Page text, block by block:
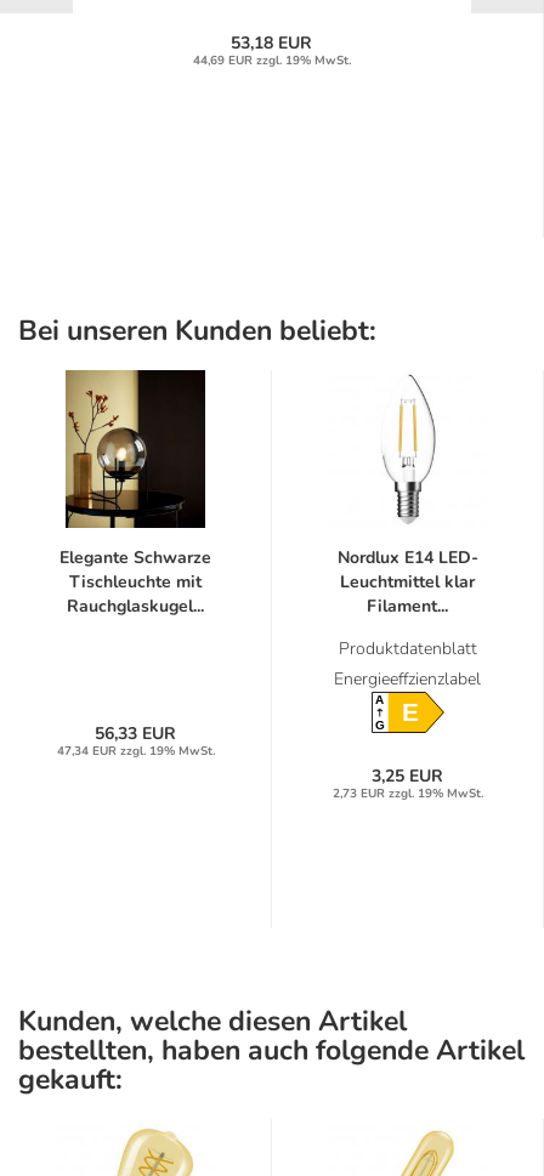
53,18 EUR
44,69 EUR zzgl. 19% MwSt.
Bei unseren Kunden beliebt:
Elegante Schwarze
Tischleuchte mit
Rauchglaskugel...
56,33 EUR
47,34 EUR zzgl. 19% MwSt.
Nordlux E14 LED-
Leuchtmittel klar
Filament...
Produktdatenblatt
Energieeffzienzlabel
A
GE
3,25 EUR
2,73 EUR zzgl. 19% MwSt.
Kunden, welche diesen Artikel
bestellten, haben auch folgende Artikel
gekauft: